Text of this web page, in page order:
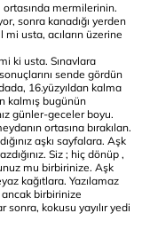
ortasında mermilerinin.
sonra kanadığı yerden
mi usta, acıların üzerine
ki usta. Sınavlara
sende gördün
16.yüzyıldan kalma
kalmış bugünün
günler-geceler boyu.
ortasına bırakılan.
aşkı sayfalara. Aşk
Siz ; hiç dönüp ,
mu birbirinize. Aşk
kağıtlara. Yazılamaz
ancak birbirinize
sonra, kokusu yayılır yedi